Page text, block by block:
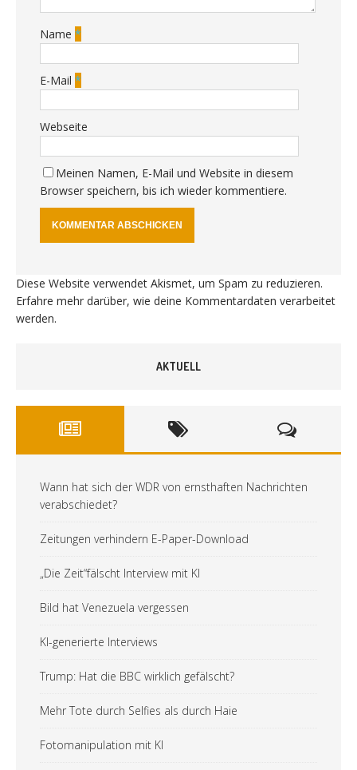
Name *
E-Mail *
Webseite
Meinen Namen, E-Mail und Website in diesem
Browser speichern, bis ich wieder kommentiere.
Diese Website verwendet Akismet, um Spam zu reduzieren.
Erfahre mehr darüber, wie deine Kommentardaten verarbeitet
werden.
AKTUELL
Wann hat sich der WDR von ernsthaften Nachrichten
verabschiedet?
Zeitungen verhindern E-Paper-Download
„Die Zeit“fälscht Interview mit KI
Bild hat Venezuela vergessen
KI-generierte Interviews
Trump: Hat die BBC wirklich gefälscht?
Mehr Tote durch Selfies als durch Haie
Fotomanipulation mit KI